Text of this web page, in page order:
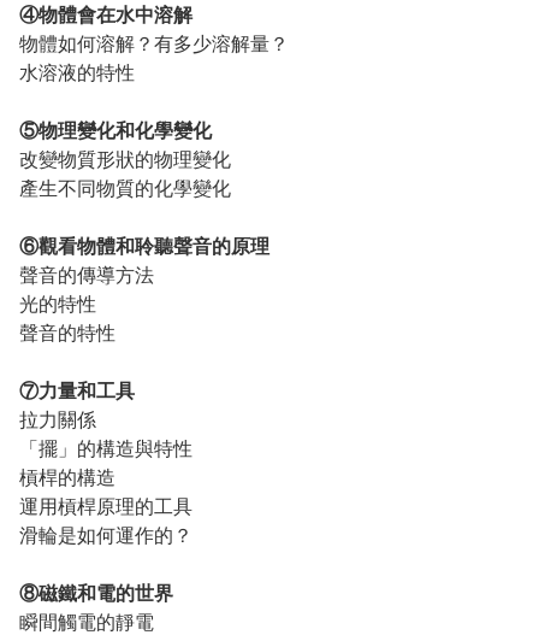
④物體會在水中溶解
物體如何溶解？有多少溶解量？
水溶液的特性
⑤物理變化和化學變化
改變物質形狀的物理變化
產生不同物質的化學變化
⑥觀看物體和聆聽聲音的原理
聲音的傳導方法
光的特性
聲音的特性
⑦力量和工具
拉力關係
「擺」的構造與特性
槓桿的構造
運用槓桿原理的工具
滑輪是如何運作的？
⑧磁鐵和電的世界
瞬間觸電的靜電